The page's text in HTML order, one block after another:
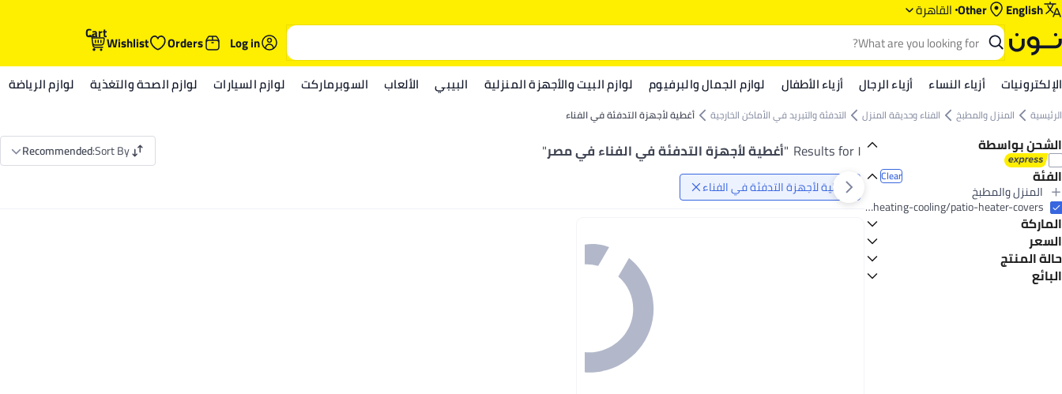
English
Other القاهرة
Log in
Orders
Wishlist
Cart
الإلكترونيات أزياء النساء أزياء الرجال أزياء الأطفال لوازم الجمال والبرفيوم لوازم البيت والأجهزة المنزلية البيبي الألعاب السوبرماركت لوازم السيارات لوازم الصحة والتغذية لوازم الرياضة
الرئيسية المنزل والمطبخ الفناء وحديقة المنزل التدفئة والتبريد في الأماكن الخارجية أغطية لأجهزة التدفئة في الفناء
الشحن بواسطة
الفئة
Clear
المنزل والمطبخ
All المنزل والمطبخ
الفناء وحديقة المنزل
All الفناء وحديقة المنزل
التدفئة والتبريد في الأماكن الخارجية
All التدفئة والتبريد في الأماكن الخارجية
أغطية لأجهزة التدفئة في الفناء
home-and-kitchen/patio-lawn-and-garden/outdoor-heating-cooling/patio-heater-covers
الماركة
إيباسكت
السعر
GO
Max price must be greater than min price
حالة المنتج
جديد
البائع
اي باسكت
١ Results for "أغطية لأجهزة التدفئة في الفناء في مصر"
Sort By
:
Recommended
أغطية لأجهزة التدفئة في الفناء